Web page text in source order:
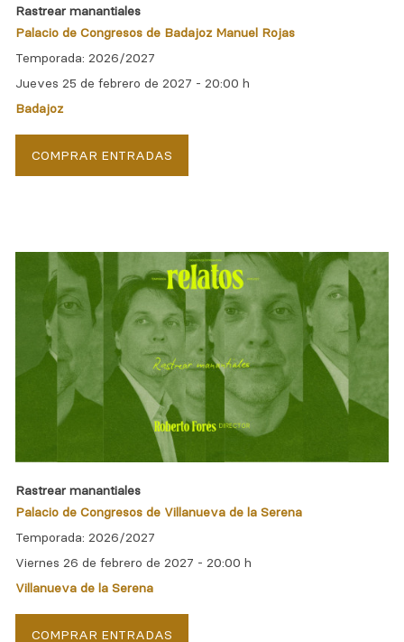
Rastrear manantiales
Palacio de Congresos de Badajoz Manuel Rojas
Temporada: 2026/2027
Jueves 25 de febrero de 2027 -20:00 h
Badajoz
COMPRAR ENTRADAS
Rastrear manantiales
Palacio de Congresos de Villanueva de la Serena
Temporada: 2026/2027
Viernes 26 de febrero de 2027 -20:00 h
Villanueva de la Serena
COMPRAR ENTRADAS